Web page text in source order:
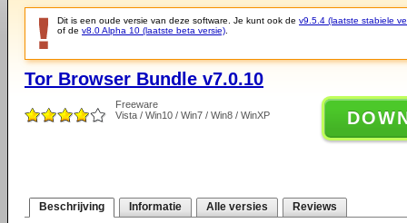
Dit is een oude versie van deze software. Je kunt ook de v9.5.4 (laatste stabiele
of de v8.0 Alpha 10 (laatste beta versie)
Tor Browser Bundle v7.0.10
Freeware
Vista / Win10 / Win7 / Win8 / WinXP
Beschrijving Informatie Alle versies Reviews